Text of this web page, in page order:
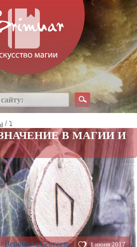
/ ⤵
В МАГИИ И
Вероника Сергеева 1 июня 2017